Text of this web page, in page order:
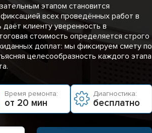
этапом становится
всех проведённых работ в
клиенту уверенность в
стоимость определяется строго
доплат: мы фиксируем смету по
целесообразность каждого этапа
Время ремонта:
от 20 мин
Диагностика:
бесплатно